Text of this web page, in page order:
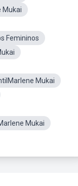
Mukai
Femininos
Mukai
Mukai